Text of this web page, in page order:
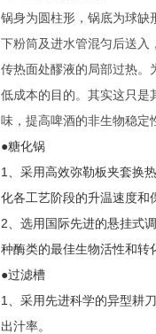
锅身为圆柱形，锅底为球缺
下粉筒及进水管混匀后送入
传热面处醪液的局部过热。
低成本的目的。 其实这只是
味，提高啤酒的非生物稳定
●糖化锅
1、采用高效弥勒板夹套换
化各工艺阶段的升温速度和
2、选用国际先进的悬挂式
种酶类的最佳生物活性和转
●过滤槽
1、采用先进科学的异型耕
出汁率。